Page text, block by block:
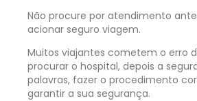
Não procure por atendimento
acionar seguro viagem.
Muitos viajantes cometem o erro
procurar o hospital, depois a
palavras, fazer o procedimento
garantir a sua segurança.